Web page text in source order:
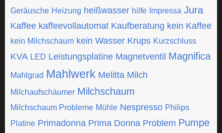
Geräusche Heizung heißwasser hilfe Impressa Jura
Kaffee kaffeevollautomat Kaufberatung kein Kaffee
kein Milchschaum kein Wasser Krups Kurzschluss
KVA LED Leistungsplatine Magnetventil Magnifica
Mahlgrad Mahlwerk Melitta Milch
Milchaufschäumer Milchschaum
Milchschaum Probleme Mühle Nespresso Philips
Platine Primadonna Prima Donna Problem Pumpe